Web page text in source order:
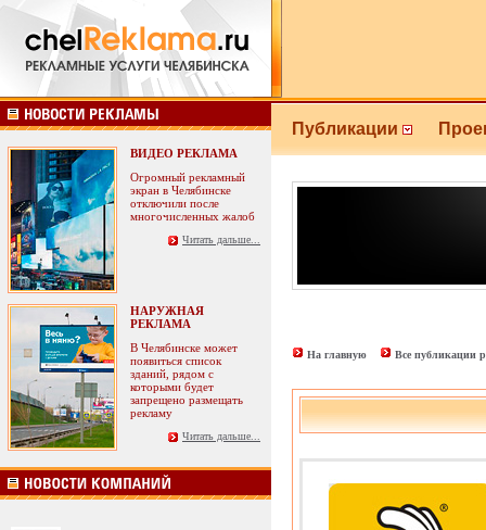
ВИДЕО РЕКЛАМА
Огромный рекламный
экран в Челябинске
отключили после
многочисленных жалоб
Читать дальше...
НАРУЖНАЯ
РЕКЛАМА
В Челябинске может
появиться список
зданий, рядом с
которыми будет
запрещено размещать
рекламу
Читать дальше...
Публикации
На главную Все публикации